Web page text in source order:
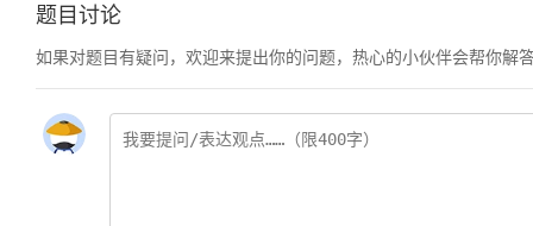
题目讨论
如果对题目有疑问，欢迎来提出你的问题，热心的小伙伴会帮你解